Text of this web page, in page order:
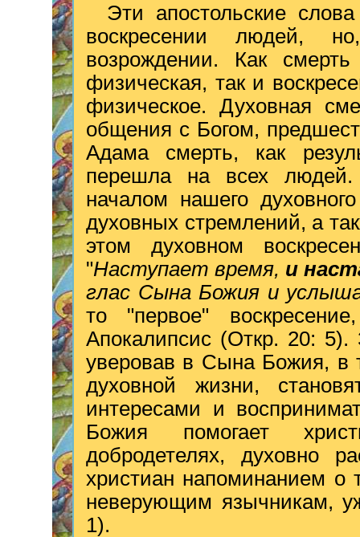
Эти апостольские
воскресении людей,
возрождении. Как
физическая, так и
физическое. Духовная
общения с Богом,
Адама смерть, как
перешла на всех людей.
началом нашего
духовных стремлений, а
этом духовном
"Наступает время, и
глас Сына Божия и
то "первое"
Апокалипсис (Откр. 20:
уверовав в Сына Божия, в
духовной жизни,
интересами и
Божия помогает
добродетелях, духовно
христиан напоминанием о
неверующим язычникам,
1).